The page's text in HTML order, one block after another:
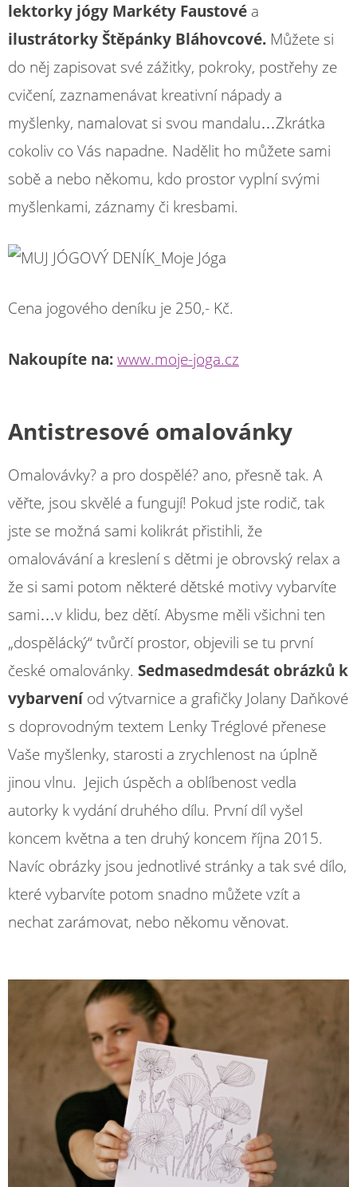
lektorky jógy Markéty Faustové a
ilustrátorky Štěpánky Bláhovcové. Můžete si
do něj zapisovat své zážitky, pokroky, postřehy ze
cvičení, zaznamenávat kreativní nápady a
myšlenky, namalovat si svou mandalu…Zkrátka
cokoliv co Vás napadne. Nadělit ho můžete sami
sobě a nebo někomu, kdo prostor vyplní svými
myšlenkami, záznamy či kresbami.
Cena jogového deníku je 250,- Kč.
Nakoupíte na:www.moje-joga.cz
Antistresové omalovánky
Omalovávky? a pro dospělé? ano, přesně tak. A
věřte, jsou skvělé a fungují! Pokud jste rodič, tak
jste se možná sami kolikrát přistihli, že
omalovávání a kreslení s dětmi je obrovský relax a
že si sami potom některé dětské motivy vybarvíte
sami…v klidu, bez dětí. Abysme měli všichni ten
„dospělácký“ tvůrčí prostor, objevili se tu první
české omalovánky. Sedmasedmdesát obrázků k
vybarveníod výtvarnice a grafičky Jolany Daňkové
s doprovodným textem Lenky Tréglové přenese
Vaše myšlenky, starosti a zrychlenost na úplně
jinou vlnu. Jejich úspěch a oblíbenost vedla
autorky k vydání druhého dílu. První díl vyšel
koncem května a ten druhý koncem října 2015.
Navíc obrázky jsou jednotlivé stránky a tak své dílo,
které vybarvíte potom snadno můžete vzít a
nechat zarámovat, nebo někomu věnovat.